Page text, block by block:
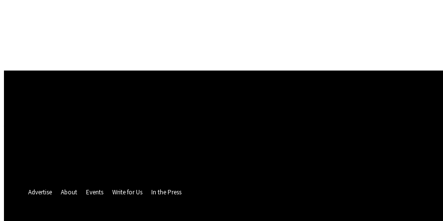
Advertise About Events Write for Us In the Press